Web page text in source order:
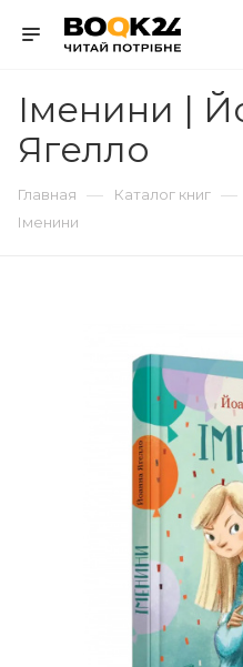
Іменини |
Ягелло
Главная — Каталог книг —
Іменини